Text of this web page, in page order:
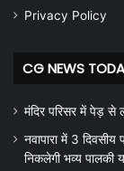
Privacy Policy
CG NEWS
मंदिर परिसर में पेड़
नवापारा में 3 दिवसीय
निकलेगी भव्य पालकी